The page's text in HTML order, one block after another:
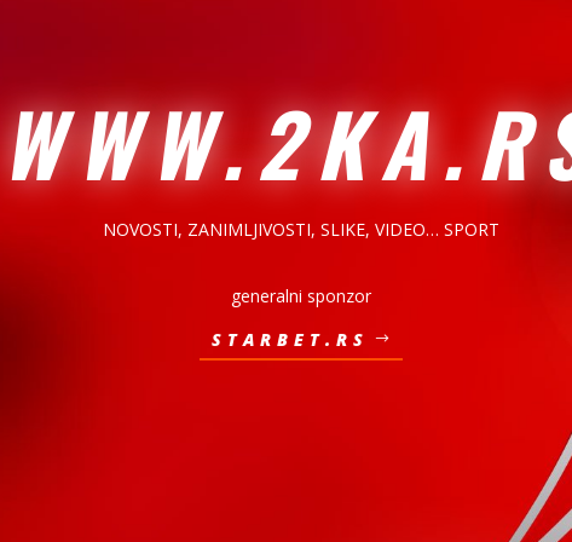
NOVOSTI, ZANIMLJIVOSTI, SLIKE, VIDEO… SPORT
generalni sponzor
STARBET.RS